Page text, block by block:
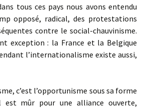
tous ces pays nous avons entendu
opposé, radical, des protestations
contre le social-chauvinisme.
exception : la France et la Belgique
l’internationalisme existe aussi,
c’est l’opportunisme sous sa forme
est mûr pour une alliance ouverte,